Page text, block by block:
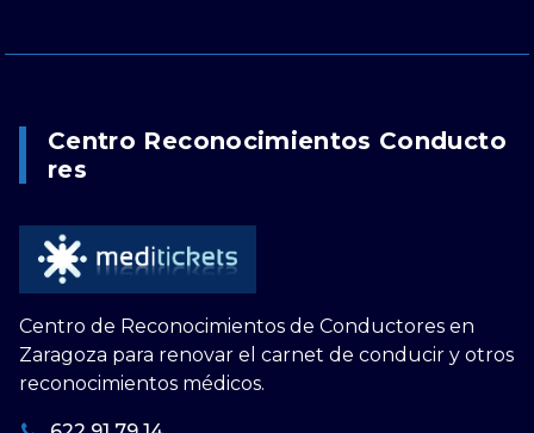
Centro Reconocimientos Conducto
Res
Centro de Reconocimientos de Conductores en
Zaragoza para renovar el carnet de conducir y otros
reconocimientos médicos.